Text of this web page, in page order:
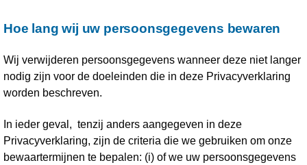
Hoe lang wij uw persoonsgegevens bewaren
Wij verwijderen persoonsgegevens wanneer deze niet langer
nodig zijn voor de doeleinden die in deze Privacyverklaring
worden beschreven.
In ieder geval, tenzij anders aangegeven in deze
Privacyverklaring, zijn de criteria die we gebruiken om onze
bewaartermijnen te bepalen: (i) of we uw persoonsgegevens